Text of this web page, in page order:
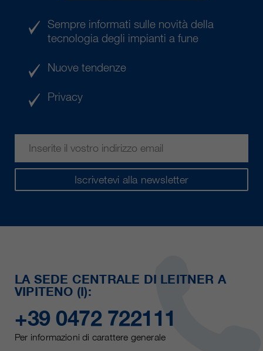
Iscrivetevi alla newsletter
Sempre informati sulle novità della
tecnologia degli impianti a fune
Nuove tendenze
Privacy
LA SEDE CENTRALE DI LEITNER A
VIPITENO (I):
+39 0472 722111
Per informazioni di carattere generale